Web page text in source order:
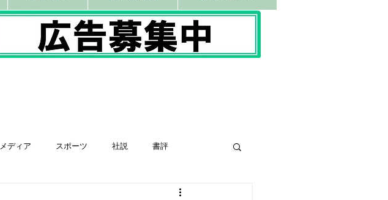
メディア スポーツ 社説 書評